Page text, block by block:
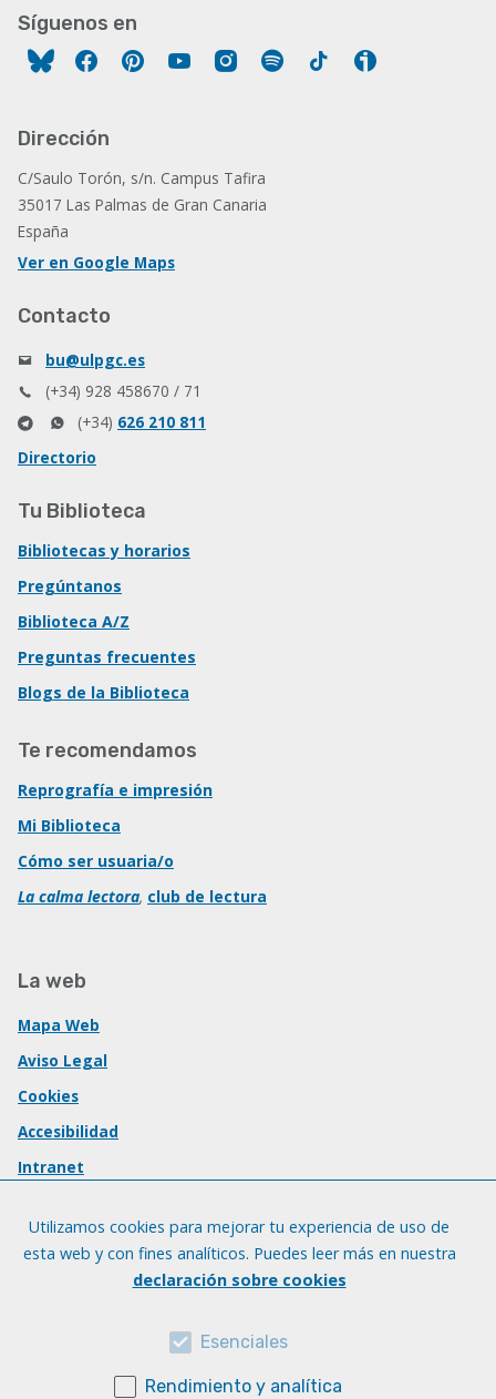
Síguenos en
FacebookPinterestYouTubeInstagram
Spotify Tiktok
Dirección
C/Saulo Torón, s/n. Campus Tafira
35017 Las Palmas de Gran Canaria
España
Ver en Google Maps
Contacto
bu@ulpgc.es
(+34) 928 458670 / 71
(+34) 626 210 811
Directorio
Tu Biblioteca
Bibliotecas y horarios
Pregúntanos
Biblioteca A/Z
Preguntas frecuentes
Blogs de la Biblioteca
Te recomendamos
Reprografía e impresión
Mi Biblioteca
Cómo ser usuaria/o
La calma lectora, club de lectura
La web
Mapa Web
Aviso Legal
Cookies
Accesibilidad
Intranet
Utilizamos cookies para mejorar tu experiencia de uso de
esta web y con fines analíticos. Puedes leer más en nuestra
declaración sobre cookies
Esenciales
Rendimiento y analítica